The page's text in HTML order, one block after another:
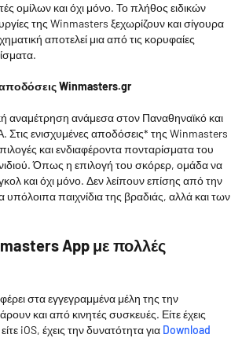
ομίλων και όχι μόνο. Το πλήθος ειδικών
της Winmasters ξεχωρίζουν και σίγουρα
αποτελεί μια από τις κορυφαίες
αποδόσεις Winmasters.gr
αναμέτρηση ανάμεσα στον Παναθηναϊκό και
ενισχυμένες αποδόσεις* της Winmasters
και ενδιαφέροντα πονταρίσματα του
Όπως η επιλογή του σκόρερ, ομάδα να
και όχι μόνο. Δεν λείπουν επίσης από την
υπόλοιπα παιχνίδια της βραδιάς, αλλά και των
App με πολλές
στα εγγεγραμμένα μέλη της την
και από κινητές συσκευές. Είτε έχεις
iOS, έχεις την δυνατότητα για Download